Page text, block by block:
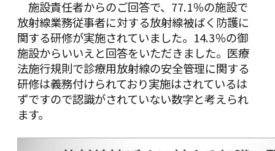
施設責任者からのご回答で、77.1％の施設で
放射線業務従事者に対する放射線被ばく防護に
関する研修が実施されていました。14.3％の御
施設からいいえと回答をいただきました。医療
法施行規則で診療用放射線の安全管理に関する
研修は義務付けられており実施はされているは
ずですので認識がされていない数字と考えられ
ます。